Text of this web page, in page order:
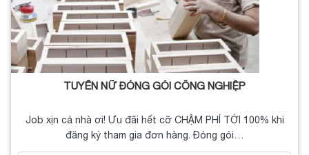
TUYỂN NỮ ĐÓNG GÓI CÔNG NGHIỆP
Job xịn cả nhà ơi! Ưu đãi hết cỡ CHẬM PHÍ TỚI 100% khi
đăng ký tham gia đơn hàng. Đóng gói…